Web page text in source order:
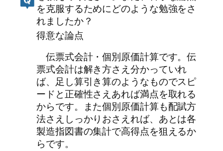
を克服するためにどのような勉強をさ
れましたか？
得意な論点
伝票式会計・個別原価計算です。伝
票式会計は解き方さえ分かっていれ
ば、足し算引き算のようなものでスピ
ードと正確性さえあれば満点を取れる
からです。また個別原価計算も配賦方
法さえしっかりおさえれば、あとは各
製造指図書の集計で高得点を狙えるか
らです。